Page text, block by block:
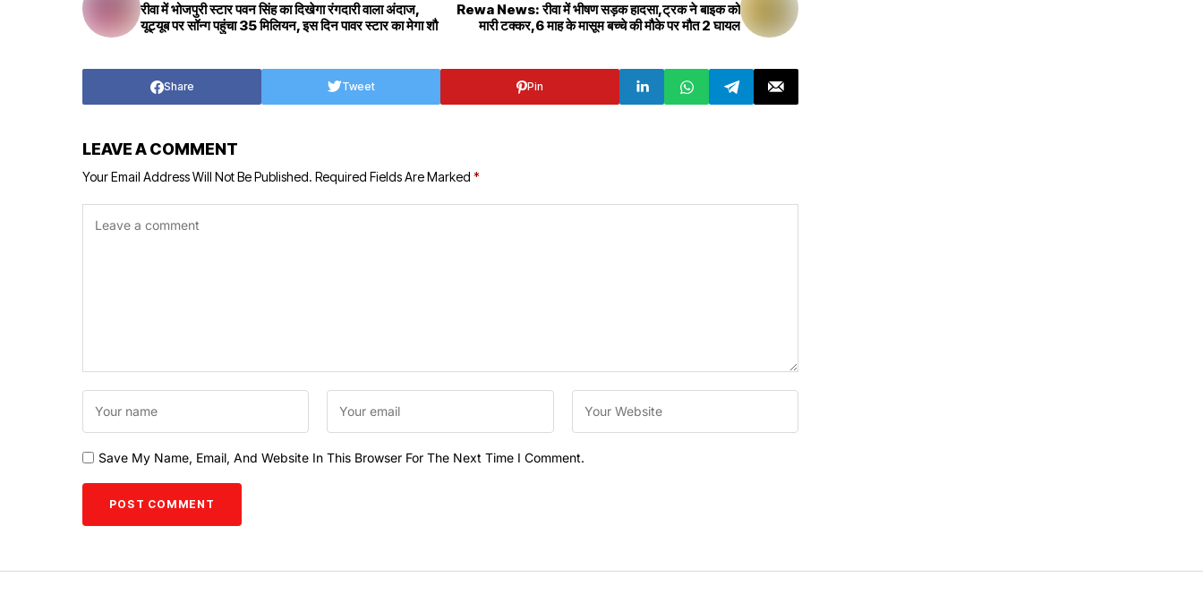
रीवा में भोजपुरी स्टार पवन सिंह का दिखेगा रंगदारी वाला अंदाज,
यूट्यूब पर सॉन्ग पहुंचा 35 मिलियन, इस दिन पावर स्टार का मेगा शौ
Rewa News: रीवा में भीषण सड़क हादसा,ट्रक ने बाइक को
मारी टक्कर,6 माह के मासूम बच्चे की मौके पर मौत 2 घायल
Share Tweet Pin
LEAVE A COMMENT
Your Email Address Will Not Be Published. Required Fields Are Marked *
Save My Name, Email, And Website In This Browser For The Next Time I Comment.